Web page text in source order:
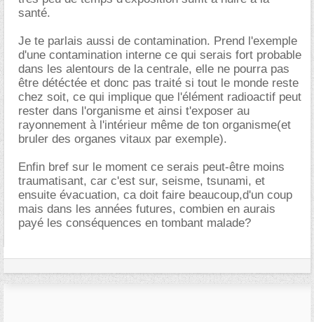
santé.
Je te parlais aussi de contamination. Prend l'exemple
d'une contamination interne ce qui serais fort probable
dans les alentours de la centrale, elle ne pourra pas
être détéctée et donc pas traité si tout le monde reste
chez soit, ce qui implique que l'élément radioactif peut
rester dans l'organisme et ainsi t'exposer au
rayonnement à l'intérieur même de ton organisme(et
bruler des organes vitaux par exemple).
Enfin bref sur le moment ce serais peut-être moins
traumatisant, car c'est sur, seisme, tsunami, et
ensuite évacuation, ca doit faire beaucoup,d'un coup
mais dans les années futures, combien en aurais
payé les conséquences en tombant malade?